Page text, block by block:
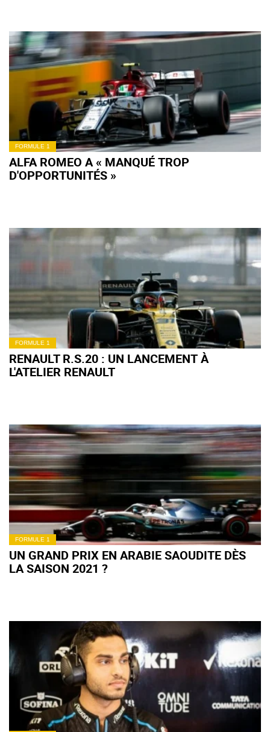
FORMULE 1
ALFA ROMEO A « MANQUÉ TROP
D'OPPORTUNITÉS »
FORMULE 1
RENAULT R.S.20 : UN LANCEMENT À
L'ATELIER RENAULT
FORMULE 1
UN GRAND PRIX EN ARABIE SAOUDITE DÈS
LA SAISON 2021 ?